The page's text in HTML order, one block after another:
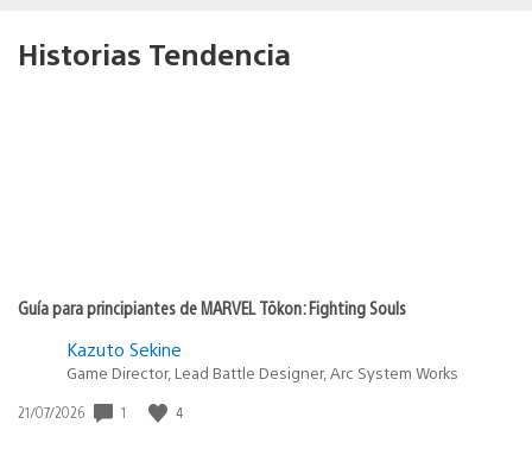
Historias Tendencia
Guía para principiantes de MARVEL Tōkon: Fighting Souls
Kazuto Sekine
Game Director, Lead Battle Designer, Arc System Works
Fecha
21/07/2026 1 4